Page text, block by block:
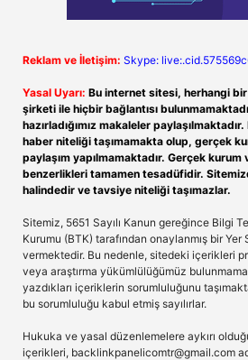
Reklam ve İletişim: Skype:
Yasal Uyarı: Bu internet sitesi, herhangi
şirketi ile hiçbir bağlantısı
hazırladığımız makaleler
haber niteliği taşımamakta olup, gerçek
paylaşım yapılmamaktadır. Gerçek
benzerlikleri tamamen tesadüfidir.
halindedir ve tavsiye niteliği taşımazlar.
Sitemiz, 5651 Sayılı Kanun gereğince Bilgi
Kurumu (BTK) tarafından onaylanmış bir Yer
vermektedir. Bu nedenle, sitedeki içerikleri
veya araştırma yükümlülüğümüz
yazdıkları içeriklerin sorumluluğunu
bu sorumluluğu kabul etmiş sayılırlar.
Hukuka ve yasal düzenlemelere aykırı
içerikleri, backlinkpanelicomtr@gmail.com